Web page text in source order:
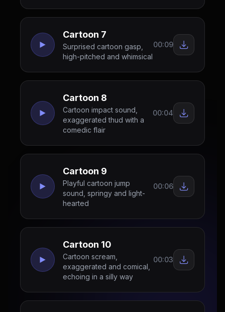
Cartoon 7
Surprised cartoon gasp,
high-pitched and whimsical
00:09
Cartoon 8
Cartoon impact sound,
exaggerated thud with a
comedic flair
00:04
Cartoon 9
Playful cartoon jump
sound, springy and light-
hearted
00:06
Cartoon 10
Cartoon scream,
exaggerated and comical,
echoing in a silly way
00:03